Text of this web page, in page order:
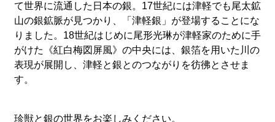
て世界に流通した日本の銀。17世紀には津軽でも尾太鉱
山の銀鉱脈が見つかり、「津軽銀」が登場することにな
りました。18世紀はじめに尾形光琳が津軽家のために手
がけた《紅白梅図屏風》の中央には、銀箔を用いた川の
表現が展開し、津軽と銀とのつながりを彷彿とさせま
す。
珍獣と銀の世界をお楽しみください。